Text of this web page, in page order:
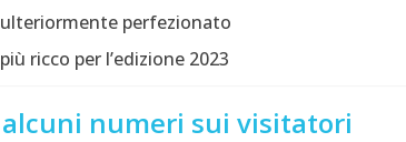
perfezionato
ricco per l’edizione 2023
alcuni numeri sui visitatori